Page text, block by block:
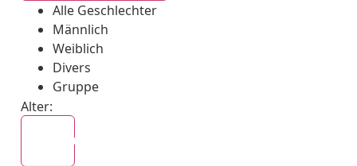
Alle Geschlechter
Männlich
Weiblich
Divers
Gruppe
Alter: